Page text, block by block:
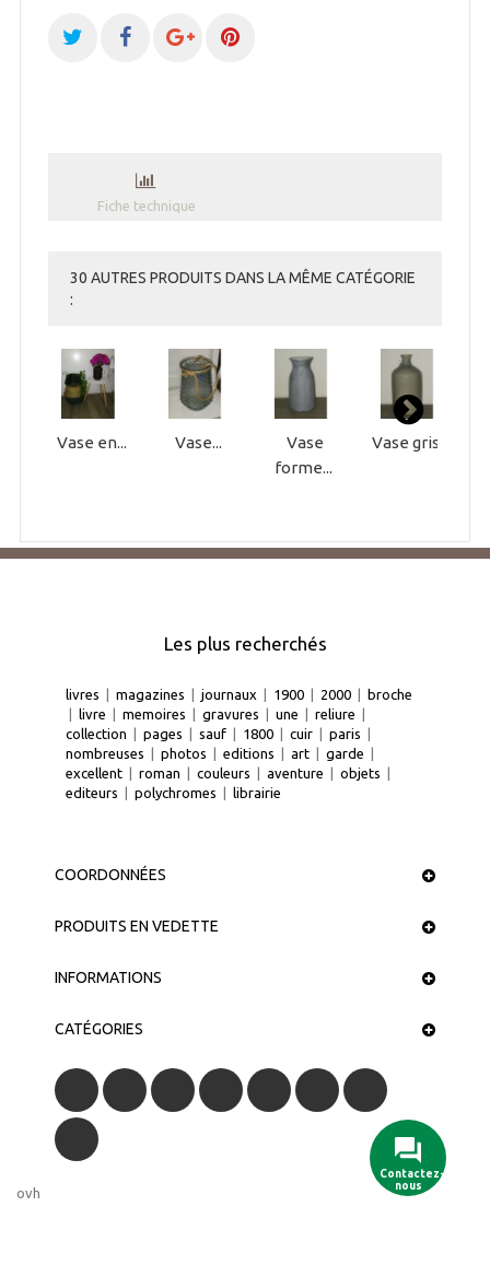
Fiche technique
30 AUTRES PRODUITS DANS LA MÊME CATÉGORIE
:
Vase en... Vase...
Vase
forme...
Vase gris...
Les plus recherchés
livres | magazines | journaux | 1900 | 2000 | broche
| livre | memoires | gravures | une | reliure |
collection | pages | sauf | 1800 | cuir | paris |
nombreuses | photos | editions | art | garde |
excellent | roman | couleurs | aventure | objets |
editeurs | polychromes | librairie
COORDONNÉES
PRODUITS EN VEDETTE
INFORMATIONS
CATÉGORIES
Contactez-
nous
ovh